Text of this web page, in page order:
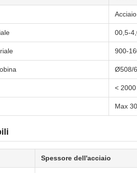
00,5-
900-
Ø508/
<
Max
Spessore dell'acciaio